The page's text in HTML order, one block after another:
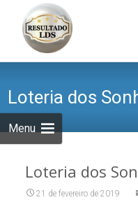
Menu
Loteria dos
Loteria dos
21 de fevereiro de 2019